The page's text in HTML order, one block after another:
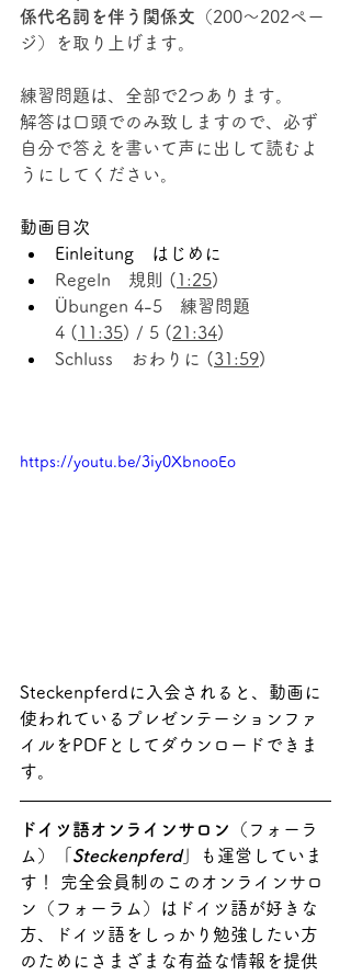
係代名詞を伴う関係文 （200～202ペー
ジ）を取り上げます。
練習問題は、全部で2つあります。
解答は口頭でのみ致しますので、必ず
自分で答えを書いて声に出して読むよ
うにしてください。
動画目次
Einleitung　はじめに
Regeln　規則 ( 1:25)
Übungen 4-5　練習問題
4 ( 11:35) / 5 (21:34)
Schluss　おわりに (31:59)
https://youtu.be/3iy0XbnooEo
Steckenpferdに入会されると、動画に
使われているプレゼンテーションファ
イルをPDFとしてダウンロードできま
す。
ドイツ語オンラインサロン
（フォーラ
ム）「 Steckenpferd」も運営していま
す！ 完全会員制のこのオンラインサロ
ン（フォーラム）はドイツ語が好きな
方、ドイツ語をしっかり勉強したい方
のためにさまざまな有益な情報を提供